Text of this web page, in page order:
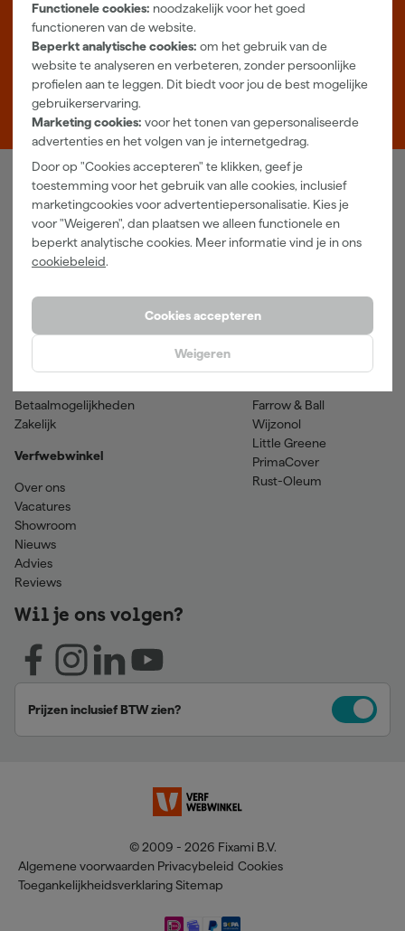
Functionele cookies: noodzakelijk voor het goed
functioneren van de website.
Beperkt analytische cookies: om het gebruik van de
website te analyseren en verbeteren, zonder persoonlijke
profielen aan te leggen. Dit biedt voor jou de best mogelijke
gebruikerservaring.
Marketing cookies: voor het tonen van gepersonaliseerde
advertenties en het volgen van je internetgedrag.
Door op "Cookies accepteren" te klikken, geef je
toestemming voor het gebruik van alle cookies, inclusief
marketingcookies voor advertentiepersonalisatie. Kies je
voor "Weigeren", dan plaatsen we alleen functionele en
beperkt analytische cookies. Meer informatie vind je in ons
cookiebeleid.
Cookies accepteren
Weigeren
Openingstijden
Maandag t/m vrijdag 08:00 - 18:00
Zaterdag 08:00 - 16:00
Zevenheuvelenweg 25
5048 AN Tilburg
Verfwebwinkel
Schildersbenodigdheden
Gereedschappen
Grondverf en primer
Spuitbussen
Beits
Betonverf en -coatings
Hulp & contact
Klantenservice
Betaalmogelijkheden
Zakelijk
Verfwebwinkel
Over ons
Vacatures
Showroom
Nieuws
Advies
Reviews
Merken
Farrow & Ball
Wijzonol
Little Greene
PrimaCover
Rust-Oleum
Wil je ons volgen?
Prijzen inclusief BTW zien?
© 2009 - 2026 Fixami B.V.
Algemene voorwaarden Privacybeleid Cookies
Toegankelijkheidsverklaring Sitemap